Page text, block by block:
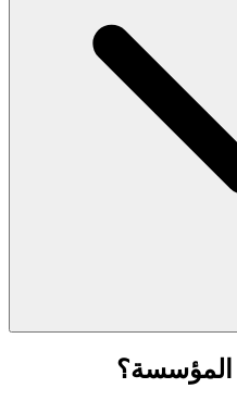
المؤسسة؟